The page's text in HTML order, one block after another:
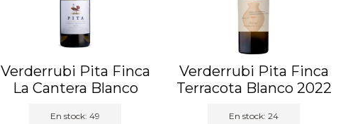
Verderrubi Pita Finca
La Cantera Blanco
En stock: 49
Verderrubi Pita Finca
Terracota Blanco 2022
En stock: 24